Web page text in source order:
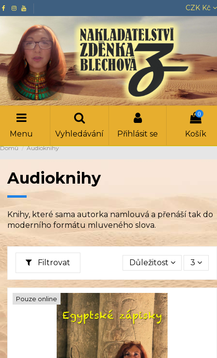
CZK Kč
Menu Vyhledávání Přihlásit se
0
Košík
Domů Audioknihy
Audioknihy
Knihy, které sama autorka namlouvá a přenáší tak do
moderního formátu mluveného slova.
Filtrovat Důležitost 3
Pouze online